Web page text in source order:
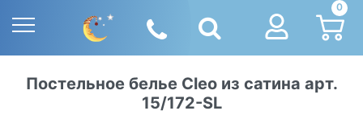
0
Постельное белье Cleo из сатина арт.
15/172-SL